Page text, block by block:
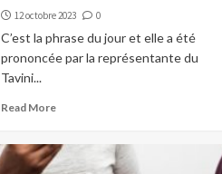
12 octobre 2023 0
C’est la phrase du jour et elle a été
prononcée par la représentante du
Tavini...
Read More